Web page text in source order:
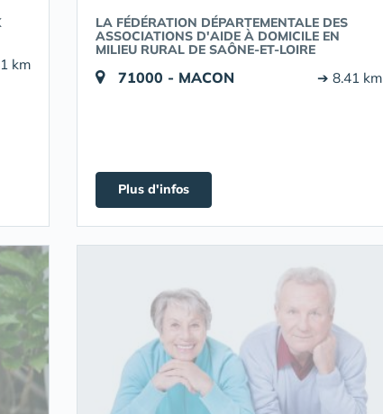
km
LA FÉDÉRATION DÉPARTEMENTALE DES
ASSOCIATIONS D'AIDE À DOMICILE EN
MILIEU RURAL DE SAÔNE-ET-LOIRE
71000 - MACON ➔ 8.41 km
Plus d'infos